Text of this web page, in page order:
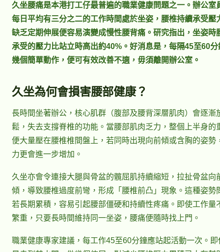
久坐腰痛是本港打工仔最普遍的職業健康問題之一。辦公室
每日平均有三分之二的工作時間處於坐姿，腰椎持續承受壓
缺乏定期伸展便容易演變成慢性腰背痛。研究指出，坐姿時
承受的壓力比站立時高出約40%。好消息是，每隔45至60分
幾個簡單動作，便可有效改善不適，毋須離開辦公室。
久坐為何會損害腰部健康？
長時間坐著辦公，核心肌群（腹部及腰背深層肌肉）會逐漸
鬆，失去支撐脊椎的功能。當腰部肌肉乏力，整個上半身的
便大量壓在腰椎椎間盤上，若同時出現向前傾或含胸的姿勢
力更會進一步增加。
久坐亦會令連接大腿與骨盆的髖屈肌持續縮短，拉扯骨盆向
傾，導致腰椎過度前彎，形成「腰椎前凸」現象。這種姿勢
若長期累積，容易引起腰部僵硬和持續性疼痛。即使工作量
繁重，只要長時間維持同一坐姿，腰痛便隨時找上門。
職業健康專家建議，每工作45至60分鐘應站起活動一次。即